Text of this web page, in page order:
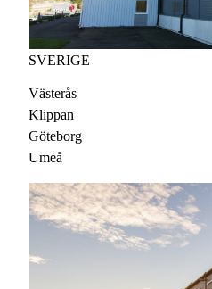
SVERIGE
Västerås
Klippan
Göteborg
Umeå